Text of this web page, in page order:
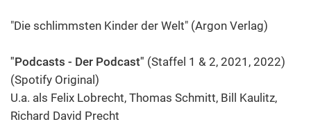
"Die schlimmsten Kinder der Welt" (Argon Verlag)
"Podcasts - Der Podcast" (Staffel 1 & 2, 2021, 2022)
(Spotify Original)
U.a. als Felix Lobrecht, Thomas Schmitt, Bill Kaulitz,
Richard David Precht